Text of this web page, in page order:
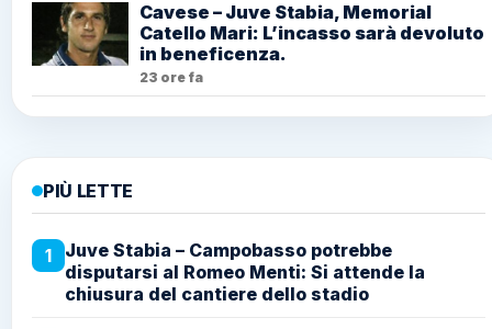
Cavese – Juve Stabia, Memorial
Catello Mari: L’incasso sarà devoluto
in beneficenza.
23 ore fa
PIÙ LETTE
1
Juve Stabia – Campobasso potrebbe
disputarsi al Romeo Menti: Si attende la
chiusura del cantiere dello stadio